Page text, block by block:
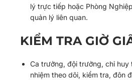
lý trực tiếp hoặc Phòng
quản lý liên quan.
KIỂM TRA GIỜ
Ca trưởng, đội trưởng, chỉ huy
nhiệm theo dõi, kiểm tra, đôn